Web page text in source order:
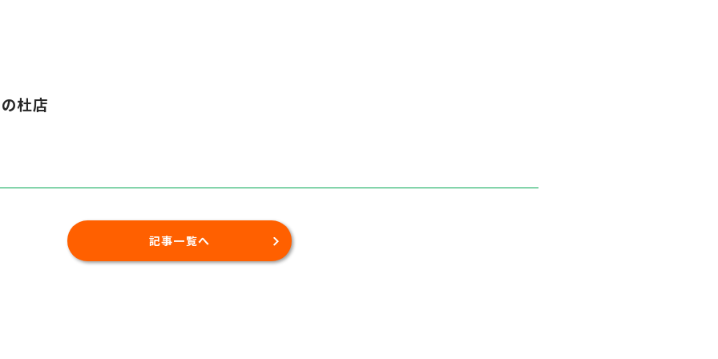
杜店
記事一覧へ